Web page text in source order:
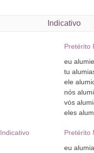
Indicativo
Pretérito
eu
tu
ele
nós
vós
eles
Pretérito
eu